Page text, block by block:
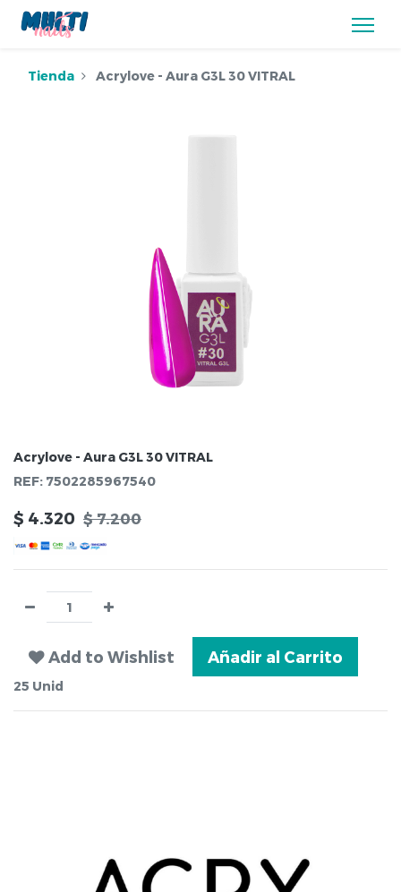
Tienda Acrylove - Aura G3L 30 VITRAL
Acrylove - Aura G3L 30 VITRAL
REF: 7502285967540
$ 4.320 $7.200
Add to Wishlist Añadir al Carrito
25 Unid